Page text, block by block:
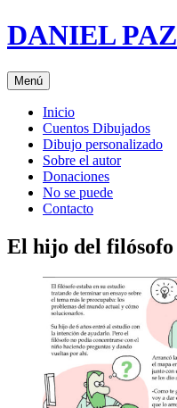
Saltar
al
DANIEL PAZ
Menú
Inicio
Cuentos Dibujados
Dibujo personalizado
Sobre el autor
Donaciones
No se puede
Contacto
El hijo del filósofo